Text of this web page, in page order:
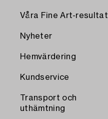
Våra Fine Art-resultat
Nyheter
Hemvärdering
Kundservice
Transport och
uthämtning